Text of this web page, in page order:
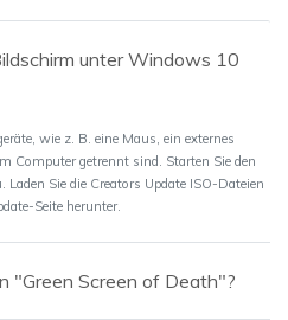
unter Windows 10
wie z. B. eine Maus, ein externes
Computer getrennt sind. Starten Sie den
Sie die Creators Update ISO-Dateien
Seite herunter.
"Green Screen of Death"?